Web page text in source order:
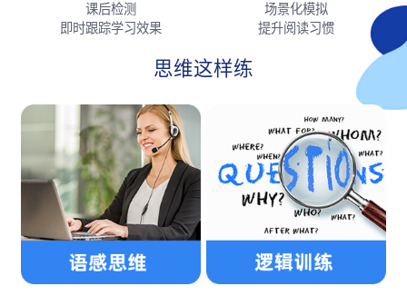
课后检测
即时跟踪学习效果
场景化模拟
提升阅读习惯
思维这样练